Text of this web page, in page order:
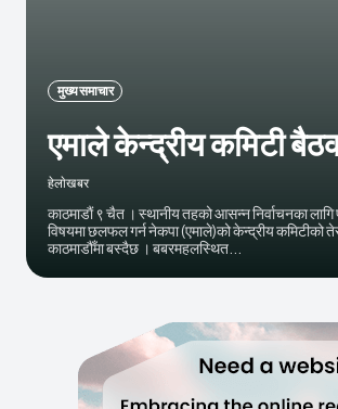
मुख्य समाचार
एमाले केन्द्रीय कमिटी
हेलाेखबर
काठमाडाैं ९ चैत । स्थानीय तहको आसन्न निर्वाचनका लागि
विषयमा छलफल गर्न नेकपा (एमाले)को केन्द्रीय
काठमाडौँमा बस्दैछ । बबरमहलस्थित...